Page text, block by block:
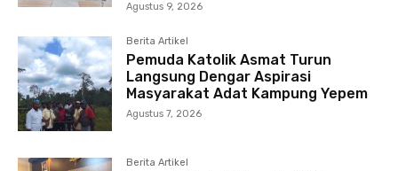
Agustus 9, 2026
Berita Artikel
Pemuda Katolik Asmat Turun
Langsung Dengar Aspirasi
Masyarakat Adat Kampung Yepem
Agustus 7, 2026
Berita Artikel